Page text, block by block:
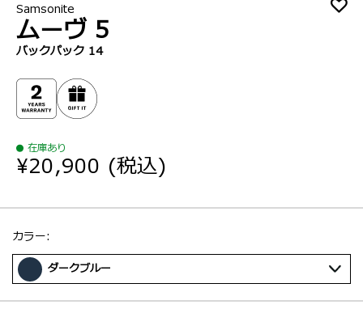
Samsonite
ムーヴ 5
バックパック 14
在庫あり
¥20,900 (税込)
選択：
カラー:
ダークブルー